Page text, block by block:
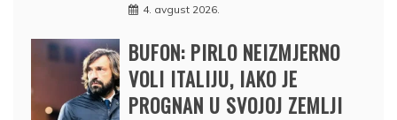
4. avgust 2026.
BUFON: PIRLO NEIZMJERNO
VOLI ITALIJU, IAKO JE
PROGNAN U SVOJOJ ZEMLJI